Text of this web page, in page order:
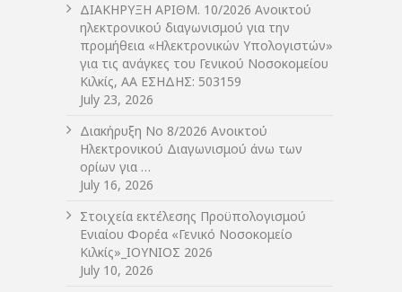
ΔIΑΚΗΡΥΞΗ ΑΡIΘΜ. 10/2026 Ανοικτού
ηλεκτρονικού διαγωνισμού για την
προμήθεια «Ηλεκτρονικών Υπολογιστών»
για τις ανάγκες του Γενικού Νοσοκομείου
Κιλκίς, ΑΑ ΕΣΗΔΗΣ: 503159
July 23, 2026
Διακήρυξη Νο 8/2026 Ανοικτού
Ηλεκτρονικού Διαγωνισμού άνω των
ορίων για …
July 16, 2026
Στοιχεία εκτέλεσης Προϋπολογισμού
Ενιαίου Φορέα «Γενικό Νοσοκομείο
Κιλκίς»_ΙΟΥΝΙΟΣ 2026
July 10, 2026